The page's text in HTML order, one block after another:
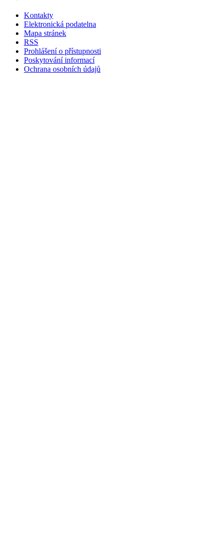
Kontakty
Elektronická podatelna
Mapa stránek
RSS
Prohlášení o přístupnosti
Poskytování informací
Ochrana osobních údajů